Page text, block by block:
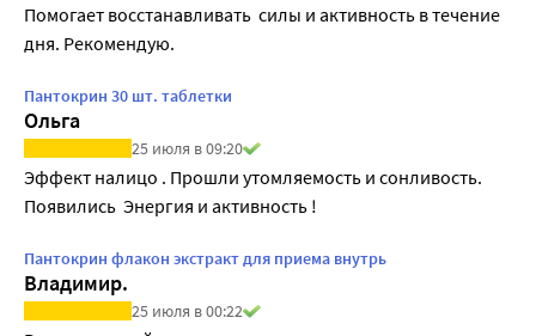
Помогает восстанавливать  силы и активность в течение
дня. Рекомендую.
Пантокрин 30 шт. таблетки
Ольга
25 июля в 09:20
Эффект налицо . Прошли утомляемость и сонливость.
Появились  Энергия и активность !
Пантокрин флакон экстракт для приема внутрь
Владимир.
25 июля в 00:22